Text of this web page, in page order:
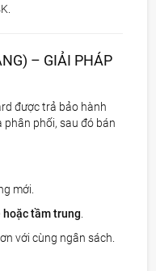
– GIẢI PHÁP
được trả bảo hành
phân phối, sau đó bán
mới.
hoặc tầm trung
với cùng ngân sách.